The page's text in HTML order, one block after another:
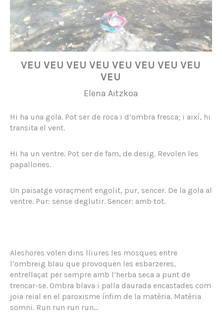
VEU VEU VEU VEU VEU VEU VEU VEU
VEU
Elena Aitzkoa
Hi ha una gola. Pot ser de roca i d’ombra fresca; i així, hi
transita el vent.
Hi ha un ventre. Pot ser de fam, de desig. Revolen les
papallones.
Un paisatge voraçment engolit, pur, sencer. De la gola al
ventre. Pur: sense deglutir. Sencer: amb tot.
Aleshores volen dins lliures les mosques entre
l’ombreig blau que provoquen les esbarzeres,
entrellaçat per sempre amb l’herba seca a punt de
trencar-se. Ombra blava i palla daurada encastades com
joia reial en el paroxisme ínfim de la matèria. Matèria
somni. Run run run run…